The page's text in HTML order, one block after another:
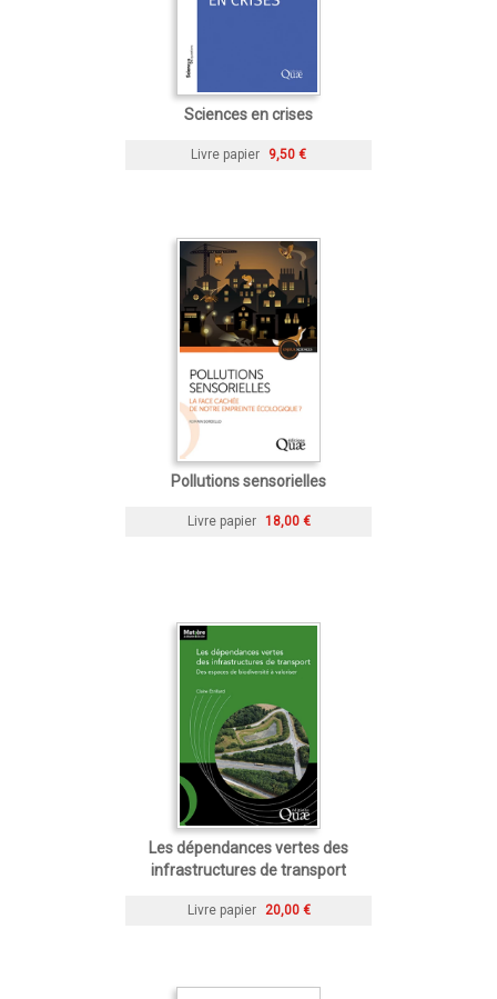
Sciences en crises
Livre papier 9,50 €
Pollutions sensorielles
Livre papier 18,00 €
Les dépendances vertes des
infrastructures de transport
Livre papier 20,00 €